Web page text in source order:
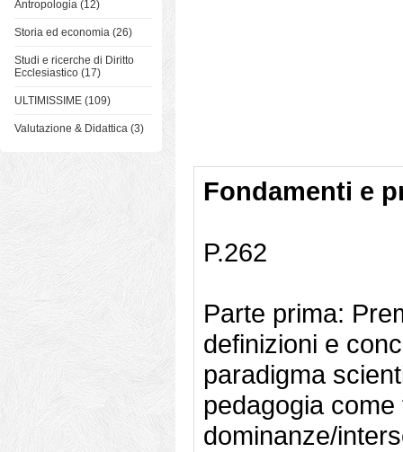
Antropologia (12)
Storia ed economia (26)
Studi e ricerche di Diritto
Ecclesiastico (17)
ULTIMISSIME (109)
Valutazione & Didattica (3)
Fondamenti e
P.262
Parte prima:
definizioni e
paradigma
pedagogia
dominanze/